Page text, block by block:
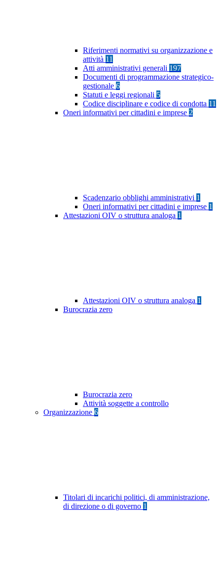
Riferimenti normativi su organizzazione e
attività 11
Atti amministrativi generali 197
Documenti di programmazione strategico-
gestionale 6
Statuti e leggi regionali 5
Codice disciplinare e codice di condotta 11
Oneri informativi per cittadini e imprese 2
Scadenzario obblighi amministrativi 1
Oneri informativi per cittadini e imprese 1
Attestazioni OIV o struttura analoga 1
Attestazioni OIV o struttura analoga 1
Burocrazia zero
Burocrazia zero
Attività soggette a controllo
Organizzazione 6
Titolari di incarichi politici, di amministrazione,
di direzione o di governo 1